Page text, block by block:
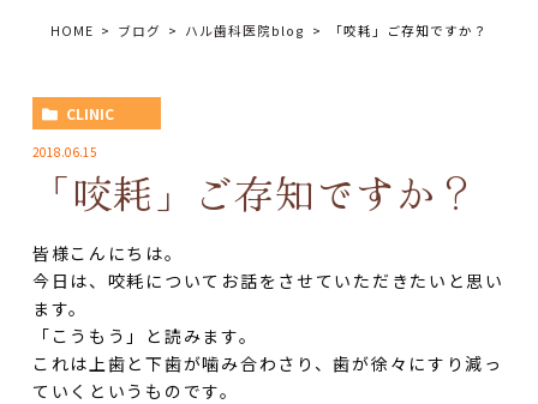
HOME ブログ ハル歯科医院blog 「咬耗」ご存知ですか？
CLINIC
2018.06.15
「咬耗」ご存知ですか？
皆様こんにちは。
今日は、咬耗についてお話をさせていただきたいと思い
ます。
「こうもう」と読みます。
これは上歯と下歯が噛み合わさり、歯が徐々にすり減っ
ていくというものです。